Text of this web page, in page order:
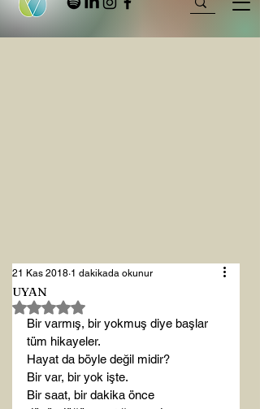
UYAN
21 Kas 2018 1 dakikada okunur
5 üzerinden NaN yıldız
Bir varmış, bir yokmuş diye başlar
tüm hikayeler.
Hayat da böyle değil midir?
Bir var, bir yok işte.
Bir saat, bir dakika önce